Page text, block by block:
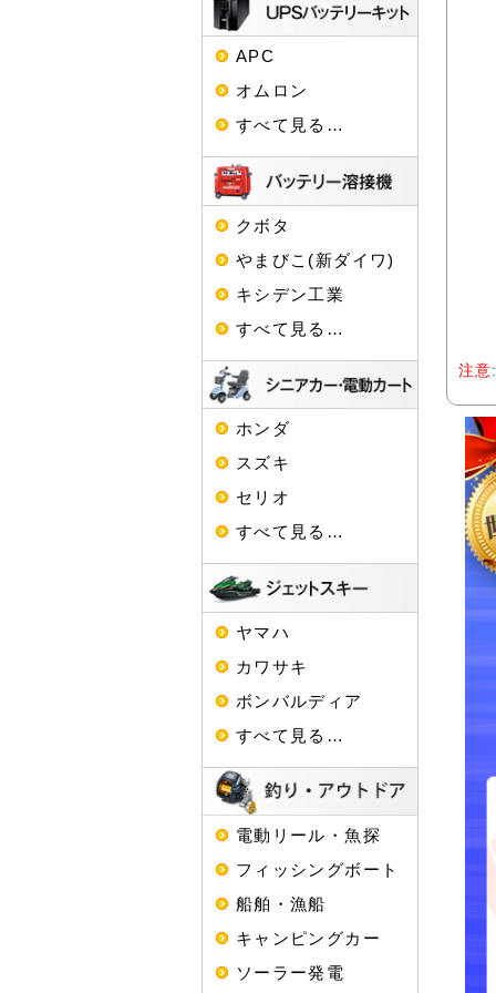
注意
APC
オムロン
すべて見る…
クボタ
やまびこ(新ダイワ)
キシデン工業
すべて見る…
ホンダ
スズキ
セリオ
すべて見る…
ヤマハ
カワサキ
ボンバルディア
すべて見る…
電動リール・魚探
フィッシングボート
船舶・漁船
キャンピングカー
ソーラー発電